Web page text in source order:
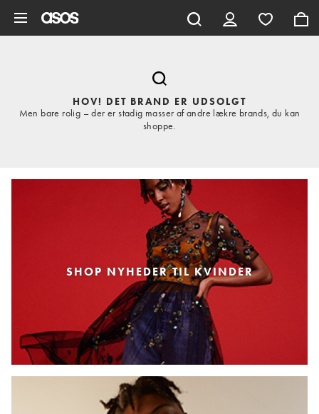
HOV! DET BRAND ER UDSOLGT
Men bare rolig – der er stadig masser af andre lækre brands, du kan
shoppe.
SHOP NYHEDER TIL KVINDER